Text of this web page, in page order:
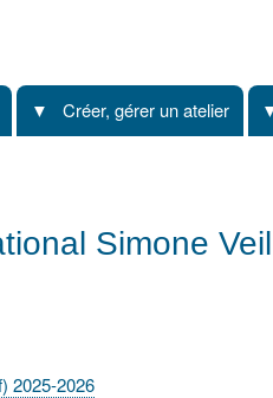
Créer, gérer un atelier
Simone
2025-2026